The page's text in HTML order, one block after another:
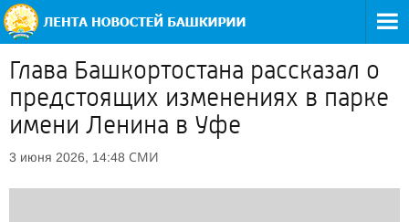
Глава Башкортостана рассказал о
предстоящих изменениях в парке
имени Ленина в Уфе
3 июня 2026, 14:48 СМИ